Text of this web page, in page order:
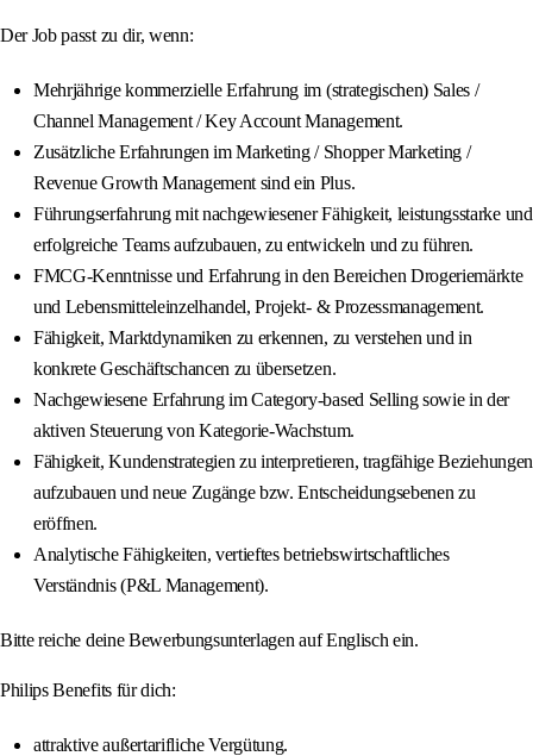
Der Job passt zu dir, wenn:
Mehrjährige kommerzielle Erfahrung im (strategischen) Sales /
Channel Management / Key Account Management.
Zusätzliche Erfahrungen im Marketing / Shopper Marketing /
Revenue Growth Management sind ein Plus.
Führungserfahrung mit nachgewiesener Fähigkeit, leistungsstarke und
erfolgreiche Teams aufzubauen, zu entwickeln und zu führen.
FMCG-Kenntnisse und Erfahrung in den Bereichen Drogeriemärkte
und Lebensmitteleinzelhandel, Projekt- & Prozessmanagement.
Fähigkeit, Marktdynamiken zu erkennen, zu verstehen und in
konkrete Geschäftschancen zu übersetzen.
Nachgewiesene Erfahrung im Category‑based Selling sowie in der
aktiven Steuerung von Kategorie‑Wachstum.
Fähigkeit, Kundenstrategien zu interpretieren, tragfähige Beziehungen
aufzubauen und neue Zugänge bzw. Entscheidungsebenen zu
eröffnen.
Analytische Fähigkeiten, vertieftes betriebswirtschaftliches
Verständnis (P&L Management).
Bitte reiche deine Bewerbungsunterlagen auf Englisch ein.
Philips Benefits für dich:
attraktive außertarifliche Vergütung.